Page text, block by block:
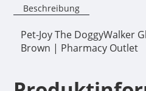
Beschreibung
Pet-Joy The DoggyWalker
Brown | Pharmacy Outlet